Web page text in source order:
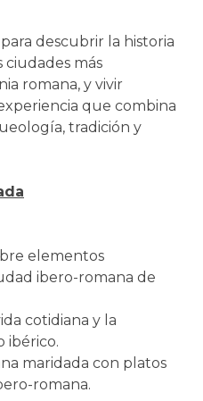
descubrir la historia
ciudades más
romana, y vivir
que combina
tradición y
elementos
ibero-romana de
cotidiana y la
ibérico.
maridada con platos
romana.